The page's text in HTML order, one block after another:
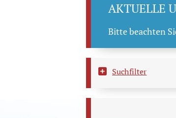
AKTUELLE
Bitte beachten
Suchfilter